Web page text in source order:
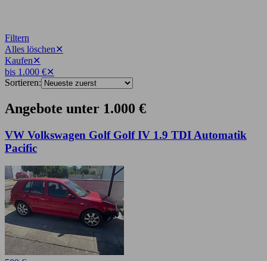
Filtern
Alles löschen✕
Kaufen✕
bis 1.000 €✕
Sortieren:
Angebote unter 1.000 €
VW Volkswagen Golf Golf IV 1.9 TDI Automatik
Pacific